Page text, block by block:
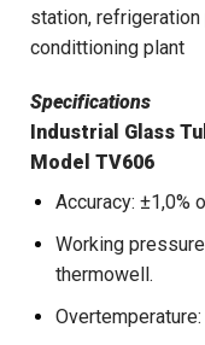
station, refrigeration
condittioning plant
Specifications
Industrial Glass
Model TV606
Accuracy: ±1,0%
Working
thermowell.